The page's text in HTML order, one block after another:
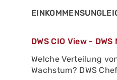
DWS CIO View -
Welche Verteilung
Wachstum? DWS